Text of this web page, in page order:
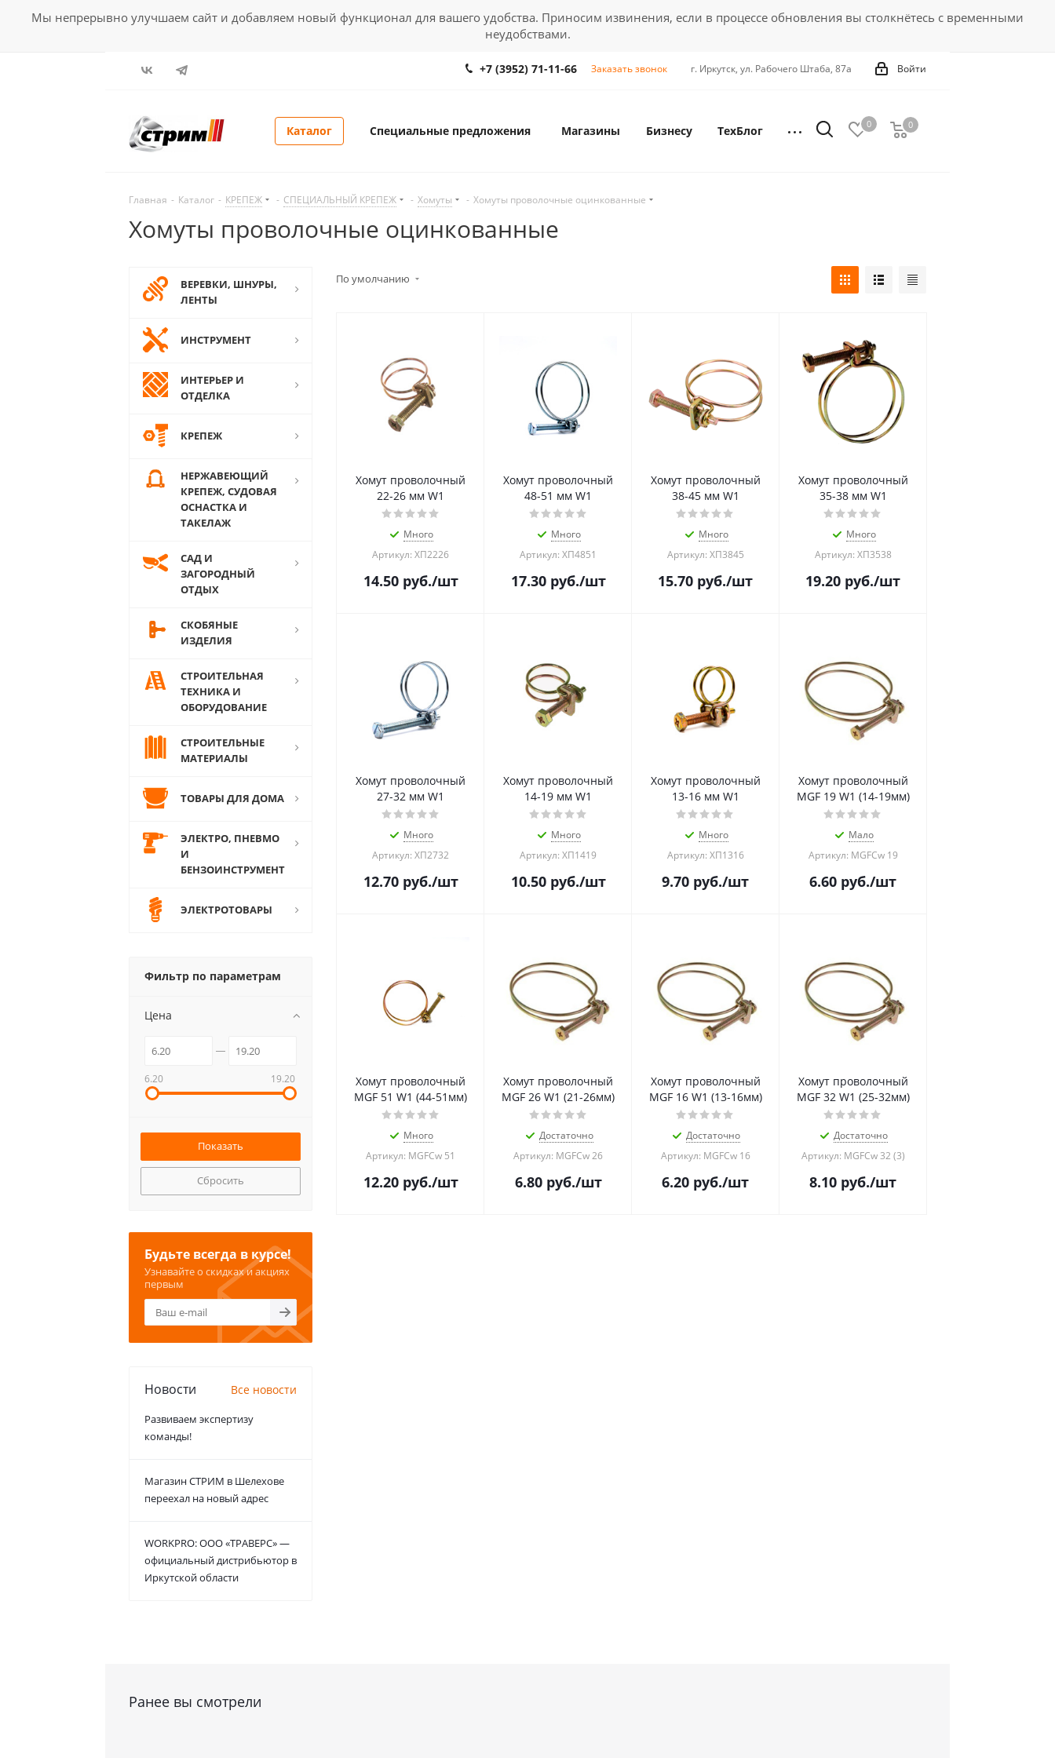
Мы непрерывно улучшаем сайт и добавляем новый функционал для вашего удобства. Приносим извинения, если в процессе обновления вы столкнётесь с временными
неудобствами.
Войти
г. Иркутск, ул. Рабочего Штаба, 87а
+7 (3952) 71-11-66 Заказать звонок
0 0
0
Каталог Специальные предложения Магазины Бизнесу ТехБлог
Главная - Каталог - КРЕПЕЖ - СПЕЦИАЛЬНЫЙ КРЕПЕЖ - Хомуты - Хомуты проволочные оцинкованные
Хомуты проволочные оцинкованные
По умолчанию
Хомут проволочный
22-26 мм W1
Много
Артикул: ХП2226
14.50руб./шт
Хомут проволочный
48-51 мм W1
Много
Артикул: ХП4851
17.30руб./шт
Хомут проволочный
38-45 мм W1
Много
Артикул: ХП3845
15.70 руб./шт
Хомут проволочный
35-38 мм W1
Много
Артикул: ХП3538
19.20 руб./шт
Хомут проволочный
27-32 мм W1
Много
Артикул: ХП2732
12.70руб./шт
Хомут проволочный
14-19 мм W1
Много
Артикул: ХП1419
10.50руб./шт
Хомут проволочный
13-16 мм W1
Много
Артикул: ХП1316
9.70 руб./шт
Хомут проволочный
MGF 19 W1 (14-19мм)
Мало
Артикул: MGFCw 19
6.60 руб./шт
Хомут проволочный
MGF 51 W1 (44-51мм)
Много
Артикул: MGFCw 51
12.20руб./шт
Хомут проволочный
MGF 26 W1 (21-26мм)
Достаточно
Артикул: MGFCw 26
6.80руб./шт
Хомут проволочный
MGF 16 W1 (13-16мм)
Достаточно
Артикул: MGFCw 16
6.20 руб./шт
Хомут проволочный
MGF 32 W1 (25-32мм)
Достаточно
Артикул: MGFCw 32 (3)
8.10 руб./шт
ВЕРЕВКИ, ШНУРЫ,
ЛЕНТЫ
ИНСТРУМЕНТ
ИНТЕРЬЕР И
ОТДЕЛКА
КРЕПЕЖ
НЕРЖАВЕЮЩИЙ
КРЕПЕЖ, СУДОВАЯ
ОСНАСТКА И
ТАКЕЛАЖ
САД И
ЗАГОРОДНЫЙ
ОТДЫХ
СКОБЯНЫЕ
ИЗДЕЛИЯ
СТРОИТЕЛЬНАЯ
ТЕХНИКА И
ОБОРУДОВАНИЕ
СТРОИТЕЛЬНЫЕ
МАТЕРИАЛЫ
ТОВАРЫ ДЛЯ ДОМА
ЭЛЕКТРО, ПНЕВМО
И
БЕНЗОИНСТРУМЕНТ
ЭЛЕКТРОТОВАРЫ
Фильтр по параметрам
Цена
6.20 19.20
Сбросить
Будьте всегда в курсе!
Узнавайте о скидках и акциях
первым
Новости Все новости
Развиваем экспертизу
команды!
Магазин СТРИМ в Шелехове
переехал на новый адрес
WORKPRO: ООО «ТРАВЕРС» —
официальный дистрибьютор в
Иркутской области
Ранее вы смотрели